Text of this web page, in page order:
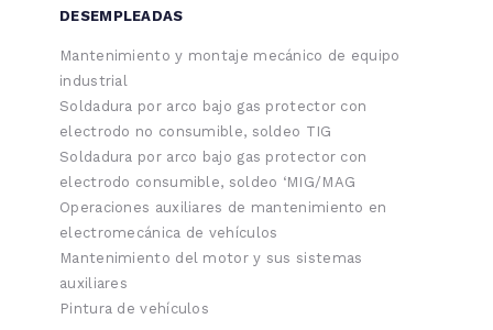
DESEMPLEADAS
Mantenimiento y montaje mecánico de equipo
industrial
Soldadura por arco bajo gas protector con
electrodo no consumible, soldeo TIG
Soldadura por arco bajo gas protector con
electrodo consumible, soldeo ‘MIG/MAG
Operaciones auxiliares de mantenimiento en
electromecánica de vehículos
Mantenimiento del motor y sus sistemas
auxiliares
Pintura de vehículos